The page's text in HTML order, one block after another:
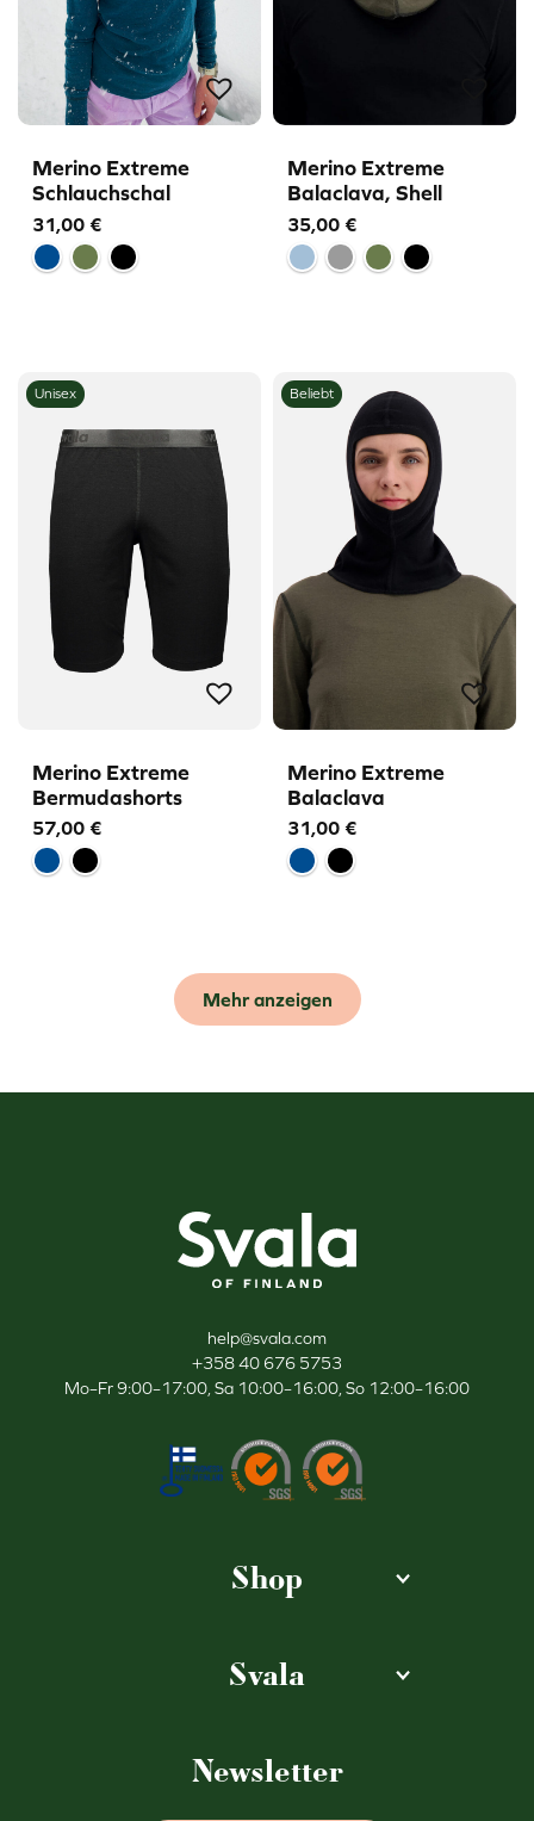
Merino Extreme
Schlauchschal
31,00 €
Merino Extreme
Balaclava, Shell
35,00 €
Unisex
Merino Extreme
Bermudashorts
57,00 €
Beliebt
Merino Extreme
Balaclava
31,00 €
Mehr anzeigen
help@svala.com
+358 40 676 5753
Mo–Fr 9:00–17:00, Sa 10:00–16:00, So 12:00–16:00
Shop
Svala
Newsletter